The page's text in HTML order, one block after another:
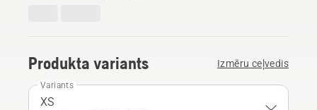
Produkta variants Izmēru ceļvedis
Variants
XS